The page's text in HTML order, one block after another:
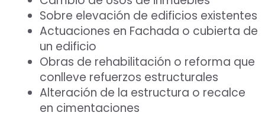
Sobre elevación de edificios existentes
Actuaciones en Fachada o cubierta de
un edificio
Obras de rehabilitación o reforma que
conlleve refuerzos estructurales
Alteración de la estructura o recalce
en cimentaciones